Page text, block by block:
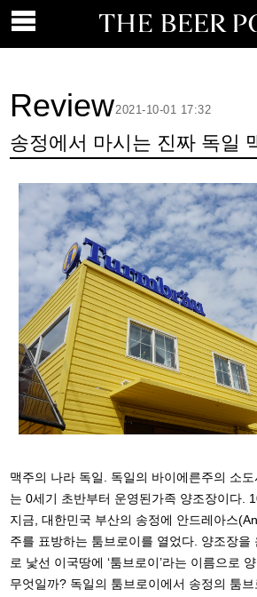
Review
송정에서 마시는 진짜 독일
2021-10-01 17:32
맥주의 나라 독일. 독일의 바이에른주의 소
는 0세기 초반부터 운영된가족 양조장이다.
지금, 대한민국 부산의 송정에 안드레아스
주를 표방하는 툼브로이를 열었다. 양조장을
로 낯선 이국땅에 ‘툼브로이’라는 이름으로
무엇일까? 독일의 툼브로이에서 송정의 툼